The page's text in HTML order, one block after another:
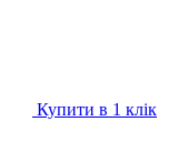
Купити в 1 клiк